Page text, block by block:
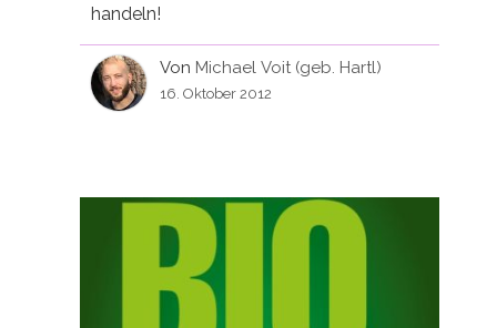
handeln!
Von Michael Voit (geb. Hartl)
16. Oktober 2012